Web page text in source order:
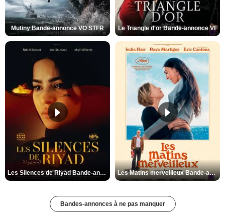
Mutiny Bande-annonce VO STFR Le Triangle d'or Bande-annonce VF
Les Silences de Riyad Bande-annonce VO STFR Les Matins merveilleux Bande-annonce VF
Bandes-annonces à ne pas manquer